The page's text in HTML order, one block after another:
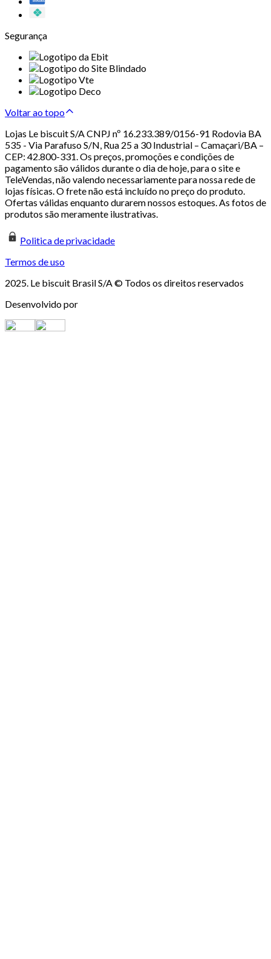
Segurança
Voltar ao topo
Lojas Le biscuit S/A CNPJ nº 16.233.389/0156-91 Rodovia BA
535 - Via Parafuso S/N, Rua 25 a 30 Industrial – Camaçari/BA –
CEP: 42.800-331. Os preços, promoções e condições de
pagamento são válidos durante o dia de hoje, para o site e
TeleVendas, não valendo necessariamente para nossa rede de
lojas físicas. O frete não está incluído no preço do produto.
Ofertas válidas enquanto durarem nossos estoques. As fotos de
produtos são meramente ilustrativas.
Politica de privacidade
Termos de uso
2025. Le biscuit Brasil S/A © Todos os direitos reservados
Desenvolvido por